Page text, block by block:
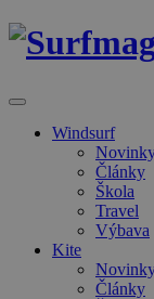
Windsurf
Články
Škola
Travel
Výbava
Kite
Články